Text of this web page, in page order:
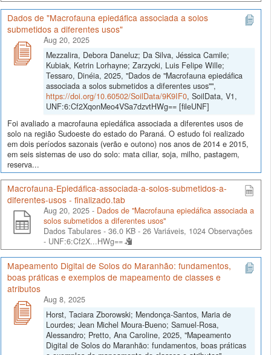
Dados de "Macrofauna epiedáfica associada a solos
submetidos a diferentes usos"
Aug 20, 2025
Mezzalira, Debora Daneluz; Da Silva, Jéssica Camile;
Kubiak, Ketrin Lorhayne; Zarzycki, Luis Felipe Wille;
Tessaro, Dinéia, 2025, "Dados de "Macrofauna epiedáfica
associada a solos submetidos a diferentes usos"",
https://doi.org/10.60502/SoilData/9K9IF0, SoilData, V1,
UNF:6:Cf2XqonMeo4VSa7dzvtHWg== [fileUNF]
Foi avaliado a macrofauna epiedáfica associada a diferentes usos de
solo na região Sudoeste do estado do Paraná. O estudo foi realizado
em dois períodos sazonais (verão e outono) nos anos de 2014 e 2015,
em seis sistemas de uso do solo: mata ciliar, soja, milho, pastagem,
reserva...
Macrofauna-Epiedáfica-associada-a-solos-submetidos-a-
diferentes-usos - finalizado.tab
Aug 20, 2025 - Dados de "Macrofauna epiedáfica associada a
solos submetidos a diferentes usos"
Dados Tabulares - 36.0 KB - 26 Variáveis, 1024 Observações
- UNF:6:Cf2X...HWg==
Mapeamento Digital de Solos do Maranhão: fundamentos,
boas práticas e exemplos de mapeamento de classes e
atributos
Aug 8, 2025
Horst, Taciara Zborowski; Mendonça-Santos, Maria de
Lourdes; Jean Michel Moura-Bueno; Samuel-Rosa,
Alessandro; Pretto, Ana Caroline, 2025, "Mapeamento
Digital de Solos do Maranhão: fundamentos, boas práticas